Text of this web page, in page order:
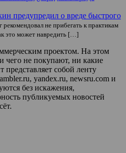
предупредил о вреде быстрого
не прибегать к практикам
это может навредить […]
проектом. На этом
чего не покупают, ни какие
представляет собой ленту
yandex.ru, newsru.com и
без искажения,
публикуемых новостей